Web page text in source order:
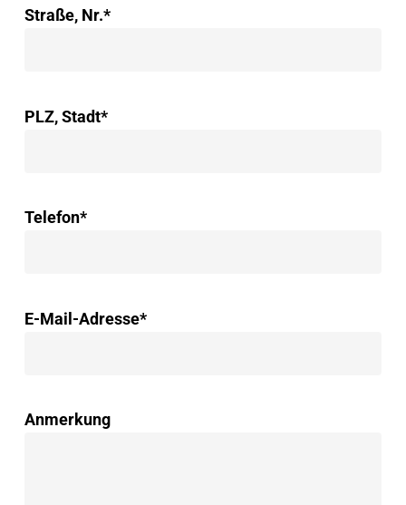
Straße, Nr.*
PLZ, Stadt*
Telefon*
E-Mail-Adresse*
Anmerkung